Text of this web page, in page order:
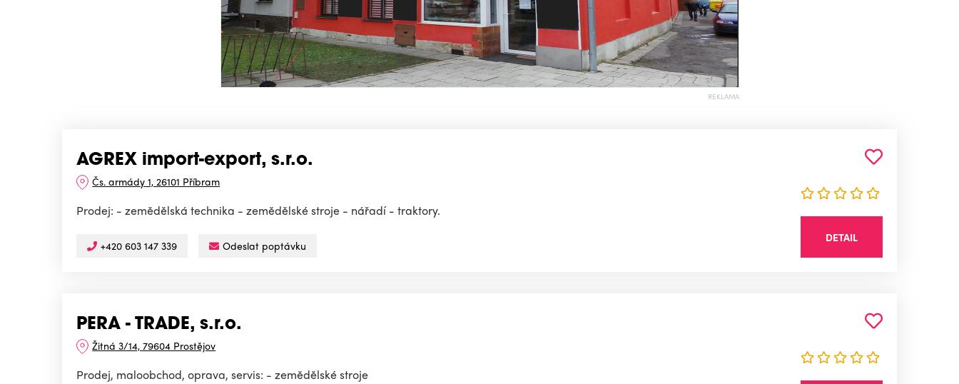
REKLAMA
AGREX import-export, s.r.o.
Čs. armády 1, 26101 Příbram
Prodej: - zemědělská technika - zemědělské stroje - nářadí - traktory.
+420 603 147 339 Odeslat poptávku
DETAIL
PERA - TRADE, s.r.o.
Žitná 3/14, 79604 Prostějov
Prodej, maloobchod, oprava, servis: - zemědělské stroje